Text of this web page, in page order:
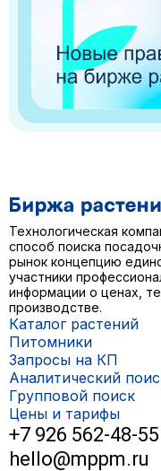
Технологическая
способ поиска
рынок концепцию
участники
информации о ценах,
производстве.
Каталог растений
Питомники
Запросы на КП
Аналитический
Групповой поиск
Цены и тарифы
+7 926 562-48-55
hello@mppm.ru